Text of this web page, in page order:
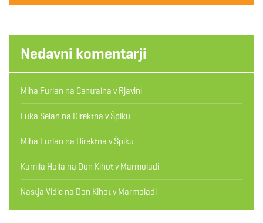
Nedavni komentarji
Miha Furlan na Centralna v Rjavini
Luka Selan na Direktna v Špiku
Miha Furlan na Direktna v Špiku
Kamila Hollá na Don Kihot v Marmoladi
Nastja Vidic na Don Kihot v Marmoladi